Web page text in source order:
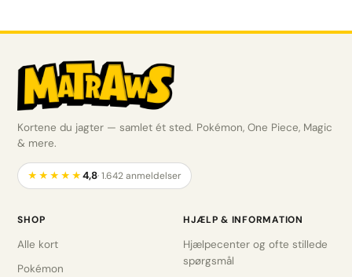
Kortene du jagter — samlet ét sted. Pokémon, One Piece, Magic
& mere.
★★★★★4,8· 1.642 anmeldelser
SHOP
Alle kort
Pokémon
HJÆLP & INFORMATION
Hjælpecenter og ofte stillede
spørgsmål